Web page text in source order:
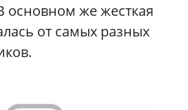
же жесткая
от самых разных